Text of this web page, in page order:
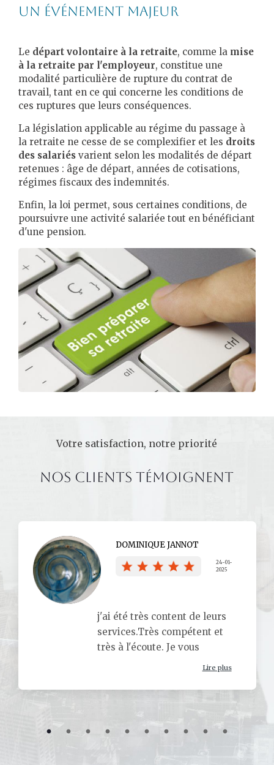
Un événement majeur
Le départ volontaire à la retraite, comme la mise
à la retraite par l'employeur, constitue une
modalité particulière de rupture du contrat de
travail, tant en ce qui concerne les conditions de
ces ruptures que leurs conséquences.
La législation applicable au régime du passage à
la retraite ne cesse de se complexifier et les droits
des salariésvarient selon les modalités de départ
retenues : âge de départ, années de cotisations,
régimes fiscaux des indemnités.
Enfin, la loi permet, sous certaines conditions, de
poursuivre une activité salariée tout en bénéficiant
d'une pension.
Votre satisfaction, notre priorité
Nos clients témoignent
DOMINIQUE JANNOT
24-01-
2025
j'ai été très content de leurs
services.Très compétent et
très à l'écoute. Je vous
Lire plus
Go to slide 1
Go to slide 2
Go to slide 3
Go to slide 4
Go to slide 5
Go to slide 6
Go to slide 7
Go to slide 8
Go to slide 9
Go to